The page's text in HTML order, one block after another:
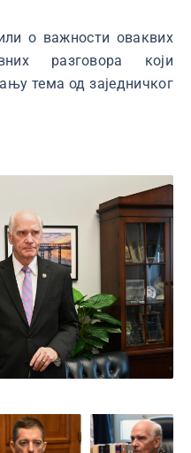
о важности оваквих
разговора који
тема од заједничког